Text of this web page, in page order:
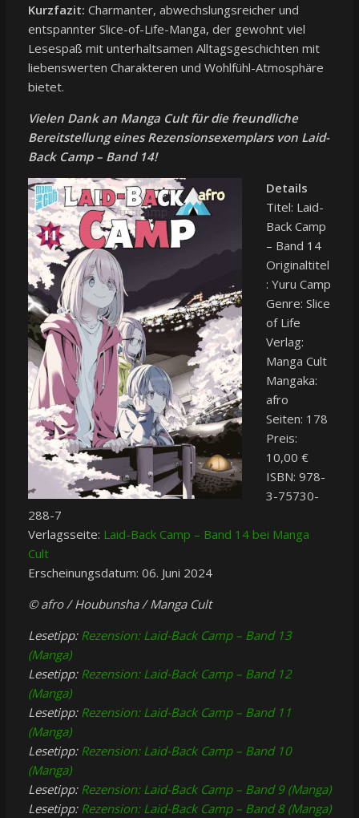
Kurzfazit: Charmanter, abwechslungsreicher und
entspannter Slice-of-Life-Manga, der gewohnt viel
Lesespaß mit unterhaltsamen Alltagsgeschichten mit
liebenswerten Charakteren und Wohlfühl-Atmosphäre
bietet.
Vielen Dank anManga Cultfür die freundliche
Bereitstellung eines Rezensionsexemplars von Laid-
Back Camp – Band 14!
Details
Titel: Laid-
Back Camp
– Band 14
Originaltitel
: Yuru Camp
Genre: Slice
of Life
Verlag:
Manga Cult
Mangaka:
afro
Seiten: 178
Preis:
10,00 €
ISBN: 978-
3-75730-
288-7
Verlagsseite: Laid-Back Camp – Band 14 bei Manga
Cult
Erscheinungsdatum: 06. Juni 2024
© afro / Houbunsha / Manga Cult
Lesetipp: Rezension: Laid-Back Camp – Band 13
(Manga)
Lesetipp: Rezension: Laid-Back Camp – Band 12
(Manga)
Lesetipp: Rezension: Laid-Back Camp – Band 11
(Manga)
Lesetipp: Rezension: Laid-Back Camp – Band 10
(Manga)
Lesetipp: Rezension: Laid-Back Camp – Band 9 (Manga)
Lesetipp: Rezension: Laid-Back Camp – Band 8 (Manga)